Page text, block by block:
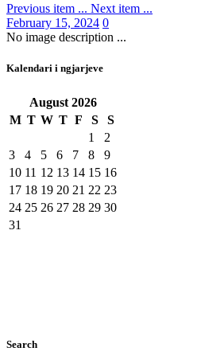
Previous item ... Next item ...
February 15, 2024 0
No image description ...
Kalendari i ngjarjeve
August 2026
M T W T F S
S
1
2
3
4 5 6 7 8
9
10 11 12 13 14 15 16
17 18 19 20 21 22 23
24 25 26 27 28 29 30
31
Search